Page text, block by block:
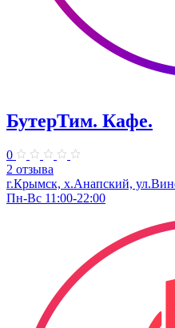
БутерТим. Кафе.
0
2 отзыва
г.Крымск, х.Анапский,
Пн-Вс 11:00-22:00